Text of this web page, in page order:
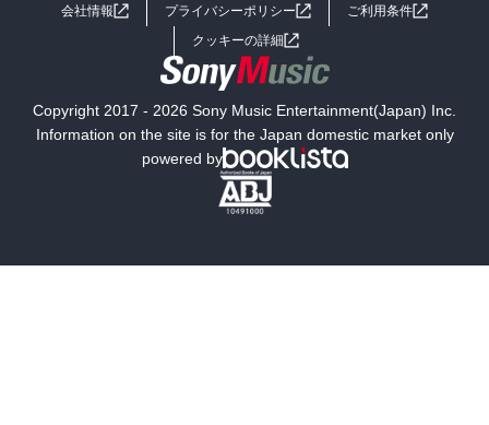
るもんなんでしょうかｗ
小説
海外小説
ミステリー SF
文学
会社情報 プライバシーポリシー
ご利用条件
クッキーの詳細
Copyright 2017 - 2026 Sony Music Entertainment(Japan) Inc.
Information on the site is for the Japan domestic market only
powered by